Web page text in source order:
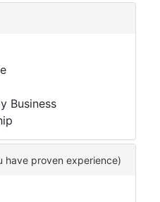
Business
have proven experience)